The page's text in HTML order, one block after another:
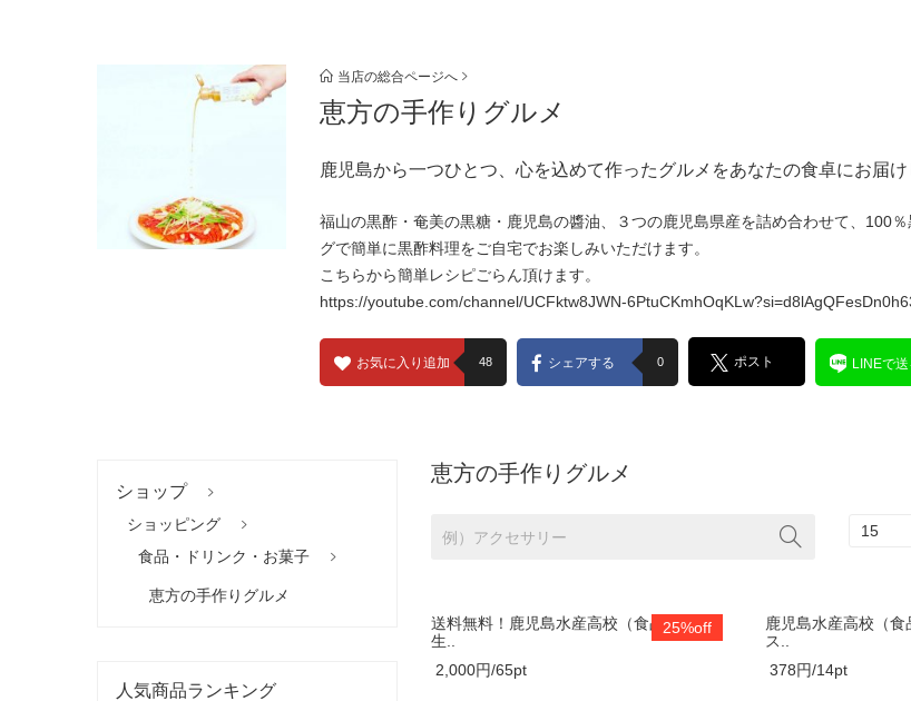
当店の総合ページへ
恵方の手作りグルメ
鹿児島から一つひとつ、心を込めて作ったグルメをあなたの食卓にお届け
福山の黒酢・奄美の黒糖・鹿児島の醬油、３つの鹿児島県産を詰め合わせて、100
グで簡単に黒酢料理をご自宅でお楽しみいただけます。
こちらから簡単レシピごらん頂けます。
https://youtube.com/channel/UCFktw8JWN-
お気に入り追加 48 シェアする 0 ポスト LINEで送
ショップ
ショッピング
食品・ドリンク・お菓子
恵方の手作りグルメ
人気商品ランキング
恵方の手作りグルメ
25%off
送料無料！鹿児島水産高校（食品工学科
生..
2,000円/65pt
鹿児島水産高校（
ス..
378円/14pt